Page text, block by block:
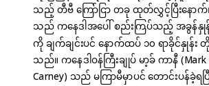
သည့် တီဗီ ကြော်ငြာ တခု ထုတ်လွှင့်ပြီးနောက်
သည် ကနေဒါအပေါ် စည်းကြပ်သည့် အခွန်နှုန်
ကို ချက်ချင်းပင် နောက်ထပ် ၁၀ ရာခိုင်နှုန်း တို
သည်။ ကနေဒါဝန်ကြီးချုပ် မာ့ခ် ကာနီ (Mark
Carney) သည် မကြာမီမှာပင် တောင်းပန်ခဲ့ရပ